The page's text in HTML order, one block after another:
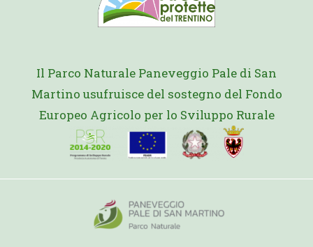
Il Parco Naturale Paneveggio Pale di San
Martino usufruisce del sostegno del Fondo
Europeo Agricolo per lo Sviluppo Rurale